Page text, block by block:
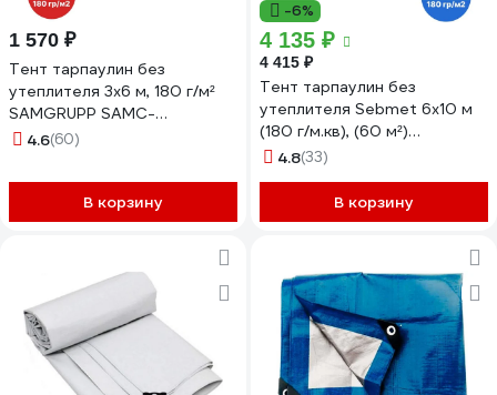
1 570 ₽
Тент тарпаулин без
утеплителя 3x6 м, 180 г/м²
SAMGRUPP SAMC-
079018036Т
4.6(60)
В корзину
-6%
4 135 ₽
4 415 ₽
Тент тарпаулин без
утеплителя Sebmet 6x10 м
(180 г/м.кв), (60 м²)
TD0790180610Т
4.8(33)
В корзину